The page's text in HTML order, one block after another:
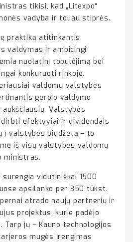
tikisi, kad „Litexpo“
vadyba ir toliau stiprės.
praktiką atitinkantis
valdymas ir ambicingi
nuolatinį tobulėjimą bei
konkuruoti rinkoje.
valdomų valstybės
gerojo valdymo
Valstybės
efektyviai ir dividendais
į valstybės biudžetą – to
iš visų valstybės valdomų
ministras.
surengia vidutiniškai 1500
apsilanko per 350 tūkst.
atrado naujų partnerių ir
projektus, kurie padėjo
jų – Kauno technologijos
mugės įrengimas